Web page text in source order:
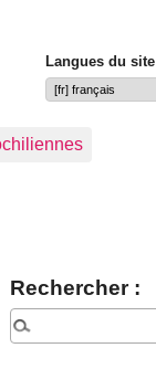
Langues du site
Rechercher :